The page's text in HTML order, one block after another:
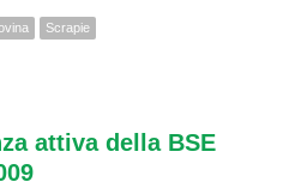
Scrapie
attiva della BSE